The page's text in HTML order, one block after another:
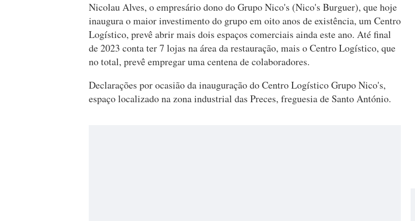
Nicolau Alves, o empresário dono do Grupo Nico's (Nico's Burguer), que hoje
inaugura o maior investimento do grupo em oito anos de existência, um Centro
Logístico, prevê abrir mais dois espaços comerciais ainda este ano. Até final
de 2023 conta ter 7 lojas na área da restauração, mais o Centro Logístico, que
no total, prevê empregar uma centena de colaboradores.
Declarações por ocasião da inauguração do Centro Logístico Grupo Nico's,
espaço localizado na zona industrial das Preces, freguesia de Santo António.